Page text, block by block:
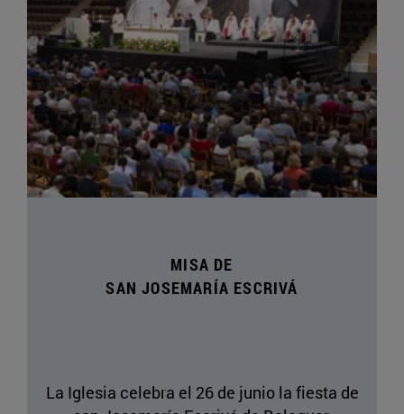
MISA DE
SAN JOSEMARÍA ESCRIVÁ
La Iglesia celebra el 26 de junio la fiesta de